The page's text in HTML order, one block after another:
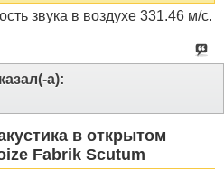
звука в воздухе 331.46 м/с.
а):
в открытом
Fabrik Scutum